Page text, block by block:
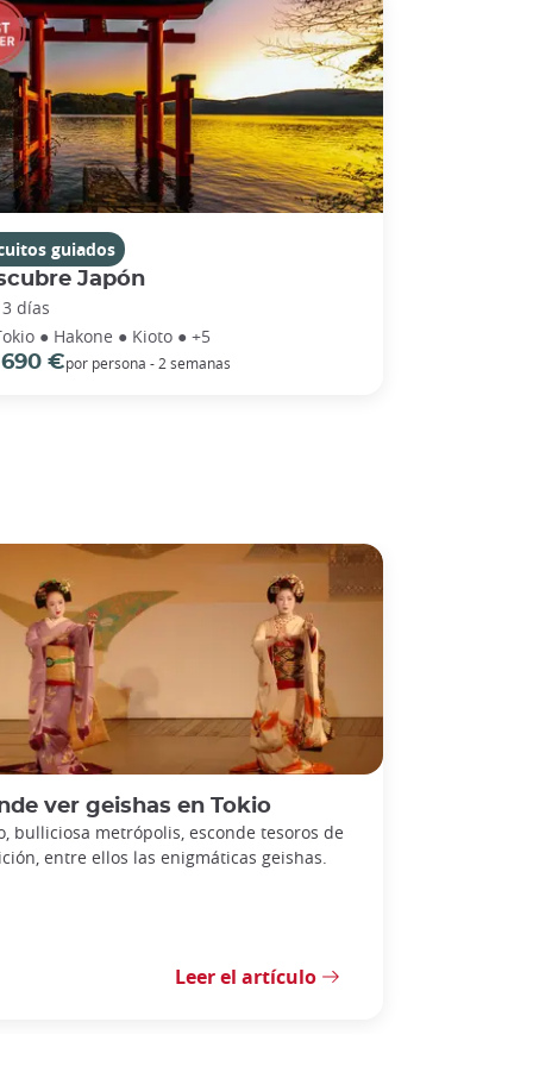
guiados
Japón
días
● Hakone ● Kioto ● +5
€por persona - 2 semanas
ver geishas en Tokio
bulliciosa metrópolis, esconde tesoros de
entre ellos las enigmáticas geishas.
Leer el artículo